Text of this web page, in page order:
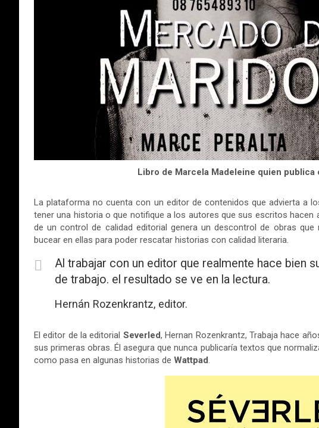
Libro de Marcela Madeleine quien publica
La plataforma no cuenta con un editor de contenidos que advierta a
tener una historia o que notifique a los autores que sus escritos
de un control de calidad editorial genera un descontrol de obras
bucear en ellas para poder rescatar historias con calidad literaria.
Al trabajar con un editor que realmente hace bien
de trabajo. el resultado se ve en la lectura.
Hernán Rozenkrantz, editor.
El editor de la editorial Severled, Hernan Rozenkrantz, Trabaja hace
sus primeras obras. Él asegura que nunca publicaría textos que
como pasa en algunas historias de Wattpad.